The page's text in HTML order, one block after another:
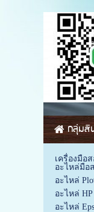
กลุ่มสิ
เครื่องมือ
อะไหล่มือ
อะไหล่
อะไหล่ HP
อะไหล่